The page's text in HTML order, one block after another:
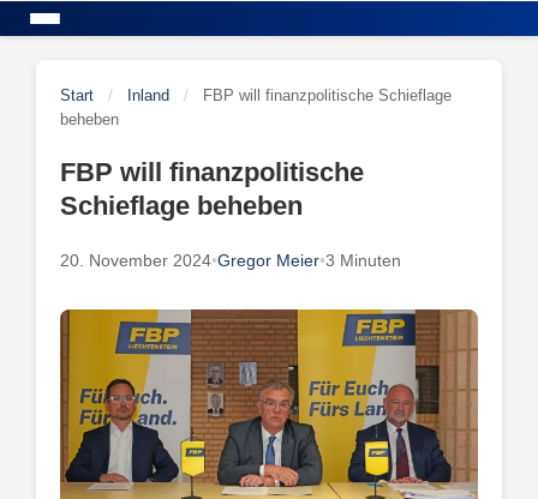
Start / Inland /
FBP will finanzpolitische Schieflage
beheben
FBP will finanzpolitische
Schieflage beheben
20. November 2024•Gregor Meier•3 Minuten